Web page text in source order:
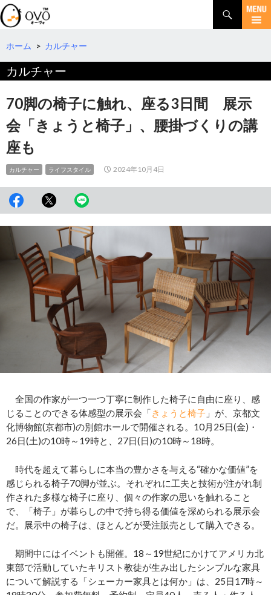
検
索
コ
テ
ツ
へ
移
動
ホーム > カルチャー
カルチャー
70脚の椅子に触れ、座る3日間 展示
会「きょうと椅子」、腰掛づくりの講
座も
カルチャー ライフスタイル 2024年10月4日
全国の作家が一つ一つ丁寧に制作した椅子に自由に座り、感
じることのできる体感型の展示会「きょうと椅子 」が、京都文
化博物館(京都市)の別館ホールで開催される。10月25日(金)・
26日(土)の10時～19時と、27日(日)の10時～18時。
時代を超えて暮らしに本当の豊かさを与える“確かな価値”を
感じられる椅子70脚が並ぶ。それぞれに工夫と技術が注がれ制
作された多様な椅子に座り、個々の作家の思いを触れること
で、「椅子」が暮らしの中で持ち得る価値を深められる展示会
だ。展示中の椅子は、ほとんどが受注販売として購入できる。
期間中にはイベントも開催。18～19世紀にかけてアメリカ北
東部で活動していたキリスト教徒が生み出したシンプルな家具
について解説する「シェーカー家具とは何か」は、25日17時～